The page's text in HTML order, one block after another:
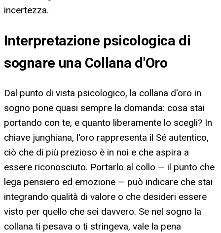
incertezza.
Interpretazione psicologica di
sognare una Collana d'Oro
Dal punto di vista psicologico, la collana d'oro in
sogno pone quasi sempre la domanda: cosa stai
portando con te, e quanto liberamente lo scegli? In
chiave junghiana, l'oro rappresenta il Sé autentico,
ciò che di più prezioso è in noi e che aspira a
essere riconosciuto. Portarlo al collo — il punto che
lega pensiero ed emozione — può indicare che stai
integrando qualità di valore o che desideri essere
visto per quello che sei davvero. Se nel sogno la
collana ti pesava o ti stringeva, vale la pena